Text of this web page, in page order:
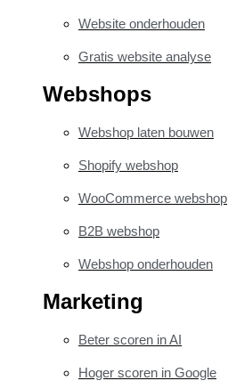
Website onderhouden
Gratis website analyse
Webshops
Webshop laten bouwen
Shopify webshop
WooCommerce webshop
B2B webshop
Webshop onderhouden
Marketing
Beter scoren in AI
Hoger scoren in Google